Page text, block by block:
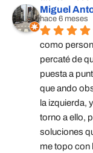
Miguel
hace 6 meses
como
percaté de
puesta a
que ando
la izquierda,
torno a ello,
soluciones
me topo con